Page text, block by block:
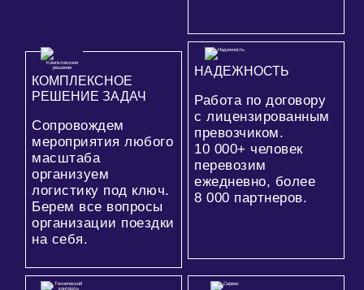
КОМПЛЕКСНОЕ
РЕШЕНИЕ ЗАДАЧ
Сопровождем
мероприятия любого
масштаба
организуем
логистику под ключ.
Берем все вопросы
организации поездки
на себя.
НАДЕЖНОСТЬ
Работа по договору
с лицензированным
превозчиком.
10 000+ человек
перевозим
ежедневно, более
8 000 партнеров.